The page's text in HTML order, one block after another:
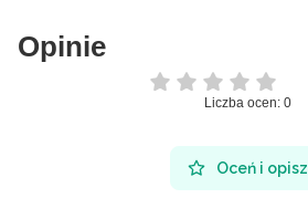
Opinie
Liczba ocen: 0
Oceń i opisz